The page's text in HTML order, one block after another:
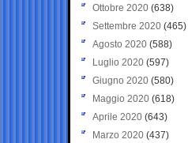
Ottobre 2020 (638)
Settembre 2020(465)
Agosto 2020 (588)
Luglio 2020 (597)
Giugno 2020 (580)
Maggio 2020 (618)
Aprile 2020 (643)
Marzo 2020 (437)